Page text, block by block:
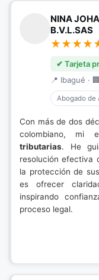
NINA
B.V.L.SAS
✔ Tarjeta
📍 Ibagué ·
Abogado de
Con más de dos
colombiano, mi
tributarias. He
resolución efectiva
la protección de
es ofrecer
inspirando
proceso legal.